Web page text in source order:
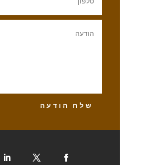
שלח הודעה